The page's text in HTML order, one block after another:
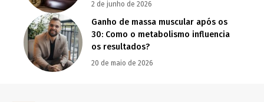
2 de junho de 2026
Ganho de massa muscular após os
30: Como o metabolismo influencia
os resultados?
20 de maio de 2026